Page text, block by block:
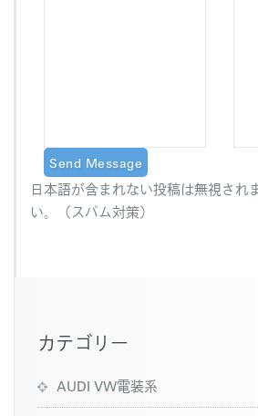
日本語が含まれない投稿は無視され
い。（スパム対策）
カテゴリー
AUDI VW電装系